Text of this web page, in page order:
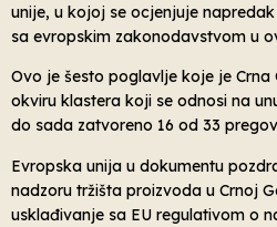
unije, u kojoj se ocjenjuje
sa evropskim zakonodavstvom u
Ovo je šesto poglavlje koje je
okviru klastera koji se odnosi na
do sada zatvoreno 16 od 33
Evropska unija u dokumentu
nadzoru tržišta proizvoda u Crnoj
usklađivanje sa EU regulativom o